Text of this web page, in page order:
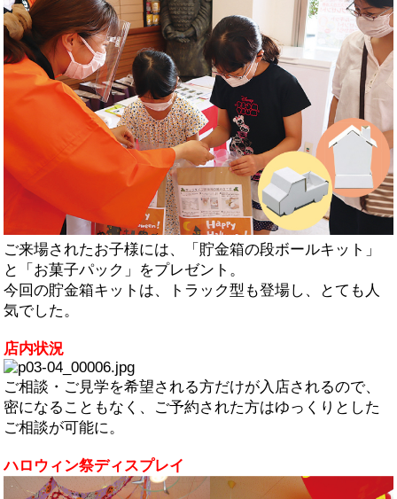
ご来場されたお子様には、「貯金箱の段ボールキット」
と「お菓子パック」をプレゼント。
今回の貯金箱キットは、トラック型も登場し、とても人
気でした。
店内状況
ご相談・ご見学を希望される方だけが入店されるので、
密になることもなく、ご予約された方はゆっくりとした
ご相談が可能に。
ハロウィン祭ディスプレイ